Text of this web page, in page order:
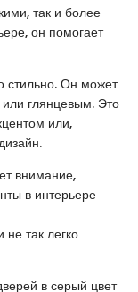
так и более
он помогает
стильно. Он может
глянцевым. Это
или,
внимание,
в интерьере
так легко
в серый цвет